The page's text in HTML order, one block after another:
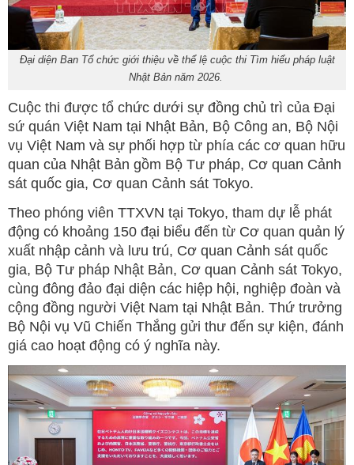
Đại diện Ban Tổ chức giới thiệu về thể lệ cuộc thi Tìm hiểu pháp luật
Nhật Bản năm 2026.
Cuộc thi được tổ chức dưới sự đồng chủ trì của Đại
sứ quán Việt Nam tại Nhật Bản, Bộ Công an, Bộ Nội
vụ Việt Nam và sự phối hợp từ phía các cơ quan hữu
quan của Nhật Bản gồm Bộ Tư pháp, Cơ quan Cảnh
sát quốc gia, Cơ quan Cảnh sát Tokyo.
Theo phóng viên TTXVN tại Tokyo, tham dự lễ phát
động có khoảng 150 đại biểu đến từ Cơ quan quản lý
xuất nhập cảnh và lưu trú, Cơ quan Cảnh sát quốc
gia, Bộ Tư pháp Nhật Bản, Cơ quan Cảnh sát Tokyo,
cùng đông đảo đại diện các hiệp hội, nghiệp đoàn và
cộng đồng người Việt Nam tại Nhật Bản. Thứ trưởng
Bộ Nội vụ Vũ Chiến Thắng gửi thư đến sự kiện, đánh
giá cao hoạt động có ý nghĩa này.